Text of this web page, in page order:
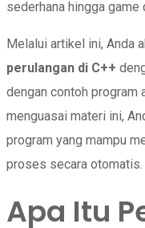
sederhana hingga
Melalui artikel ini, Anda
perulangan di C++
dengan contoh program
menguasai materi ini,
program yang mampu
proses secara otomatis.
Apa Itu